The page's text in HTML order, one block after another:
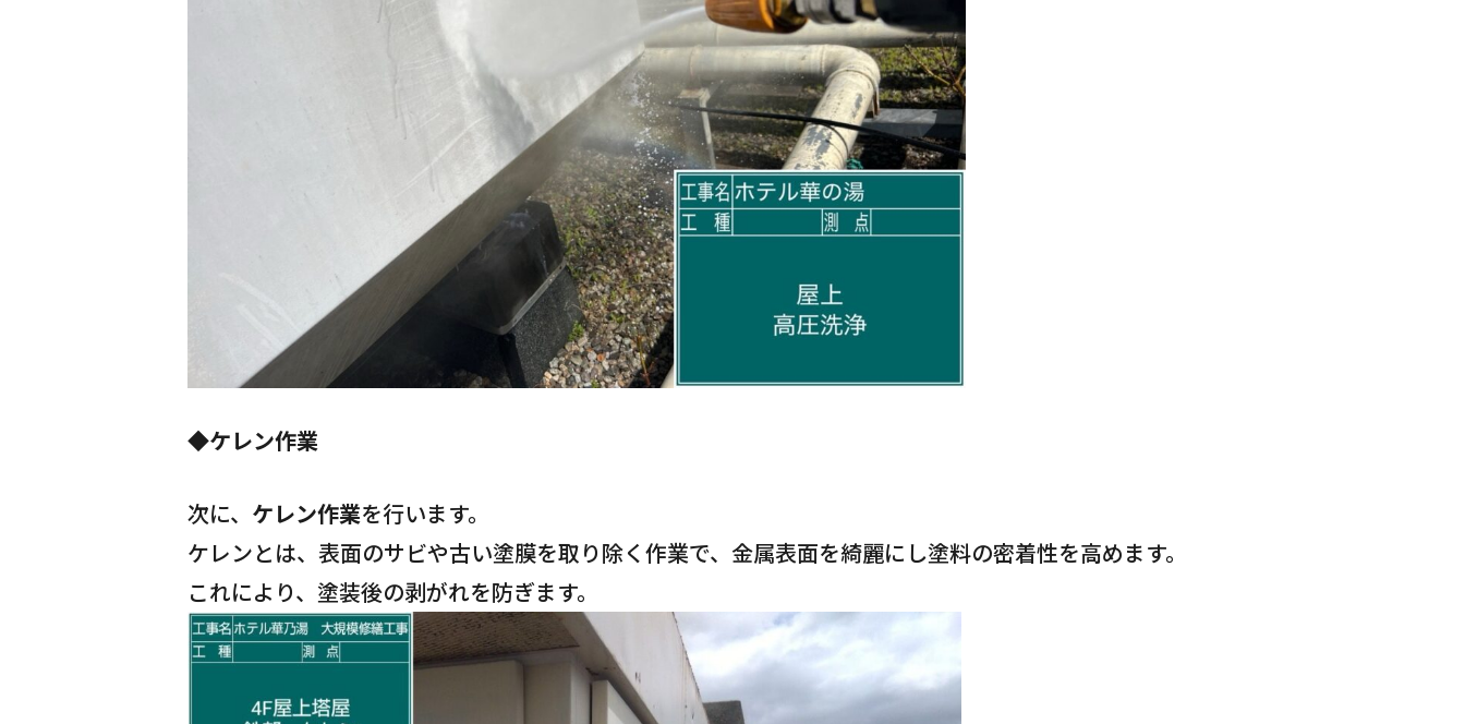
◆ケレン作業
次に、 ケレン作業を行います。
ケレンとは、表面のサビや古い塗膜を取り除く作業で、金属表面を綺麗にし塗料の密着性を高めます。
これにより、塗装後の剥がれを防ぎます。